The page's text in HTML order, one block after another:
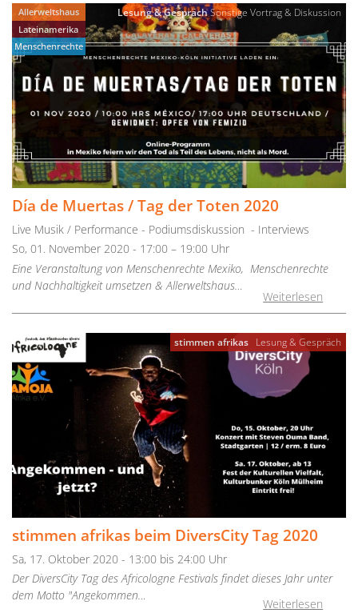
Allerweltshaus
Lateinamerika
Menschenrechte
Lesung & Gespräch Sonstige Vortrag & Diskussion
Día de Muertas / Tag der Toten 2020
Live Musik / Performance - Podiumsdiskussion - Interviews
So, 01. November 2020 - 17:00 – 19:00 Uhr
Eine Veranstaltung von Menschenrechte Mexiko, Menschenrechte
und Nachhaltigkeit umsetzen & Allerweltshaus…
Weiterlesen
stimmen afrikas Lesung & Gespräch
stimmen afrikas beim DiversCity Tag 2020
Sa, 17. Oktober 2020 - 13:00 bis 24:00 Uhr
Der DiversCity Tag des Africologne Festivals findet dieses Jahr unter
dem Motto "Angekommen…
Weiterlesen